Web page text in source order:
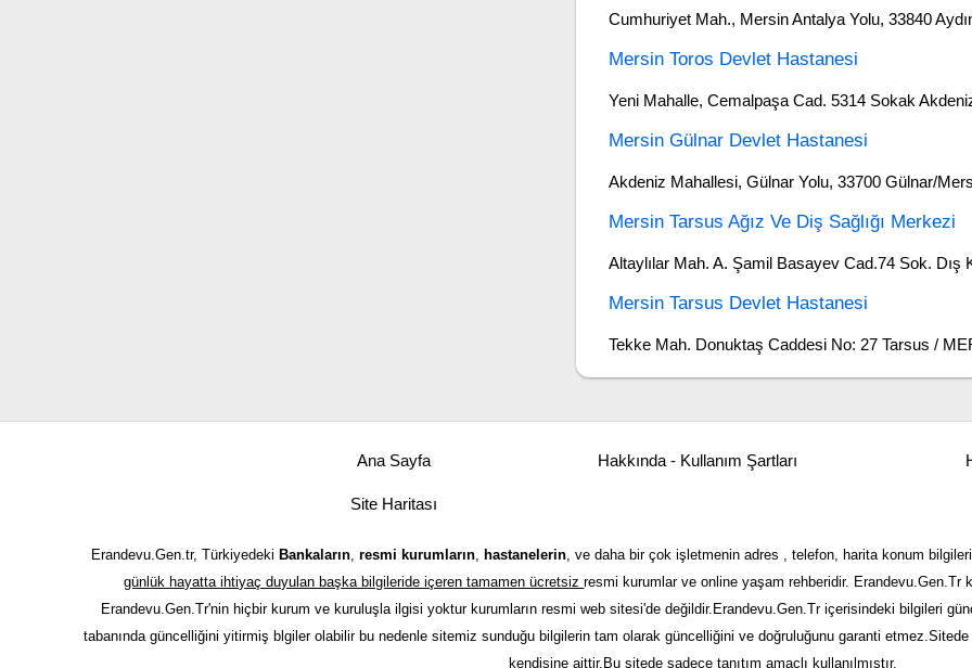
Cumhuriyet Mah., Mersin Antalya Yolu, 33840
Mersin Toros Devlet Hastanesi
Yeni Mahalle, Cemalpaşa Cad. 5314 Sokak
Mersin Gülnar Devlet Hastanesi
Akdeniz Mahallesi, Gülnar Yolu, 33700 Gülnar/
Mersin Tarsus Ağız Ve Diş Sağlığı Merkezi
Altaylılar Mah. A. Şamil Basayev Cad.74 Sok. Dış
Mersin Tarsus Devlet Hastanesi
Tekke Mah. Donuktaş Caddesi No: 27 Tarsus /
Ana Sayfa Hakkında - Kullanım Şartları
Site Haritası
Erandevu.Gen.tr, Türkiyedeki Bankaların, resmi kurumların, hastanelerin, ve daha bir çok işletmenin adres , telefon, harita konum
günlük hayatta ihtiyaç duyulan başka bilgileride içeren tamamen ücretsizresmi kurumlar ve online yaşam rehberidir. Erandevu.Gen.Tr
Erandevu.Gen.Tr'nin hiçbir kurum ve kuruluşla ilgisi yoktur kurumların resmi web sitesi'de değildir.Erandevu.Gen.Tr içerisindeki bilgileri
tabanında güncelliğini yitirmiş blgiler olabilir bu nedenle sitemiz sunduğu bilgilerin tam olarak güncelliğini ve doğruluğunu garanti etmez.Sitede
kendisine aittir.Bu sitede sadece tanıtım amaçlı kullanılmıştır.